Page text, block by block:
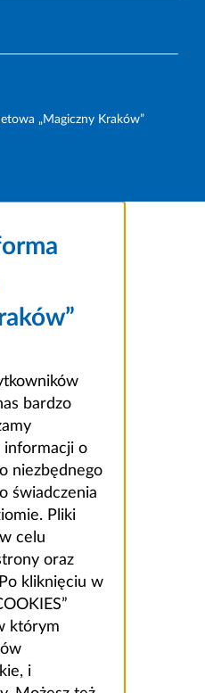
„Magiczny Kraków”
bardzo
informacji o
niezbędnego
świadczenia
Pliki
celu
oraz
kliknięciu w
którym
i